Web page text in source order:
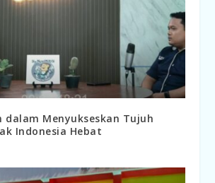
dalam Menyukseskan Tujuh
Indonesia Hebat